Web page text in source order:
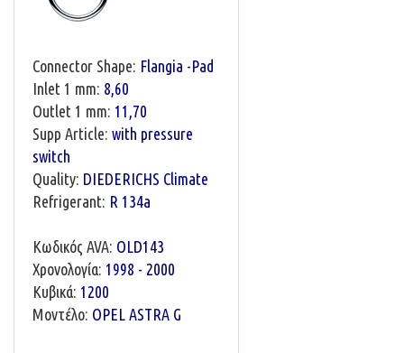
Connector Shape: Flangia -Pad
Inlet 1 mm: 8,60
Outlet 1 mm: 11,70
Supp Article: with pressure
switch
Quality: DIEDERICHS Climate
Refrigerant: R 134a
Κωδικός AVA: OLD143
Χρονολογία: 1998 - 2000
Κυβικά: 1200
Μοντέλο: OPEL ASTRA G